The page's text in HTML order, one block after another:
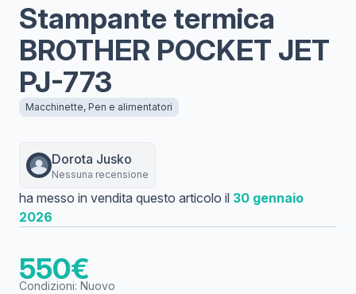
Stampante termica
BROTHER POCKET JET
PJ-773
Macchinette, Pen e alimentatori
Dorota Jusko
Nessuna recensione
ha messo in vendita questo articolo il 30 gennaio
2026
550€
Condizioni: Nuovo